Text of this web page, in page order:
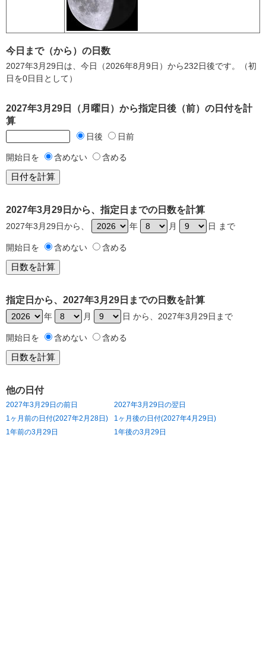
今日まで（から）の日数
2027年3月29日は、今日（2026年8月9日）から232日後です。（初
日を0日目として）
2027年3月29日（月曜日）から指定日後（前）の日付を計
算
日後 日前
開始日を 含めない 含める
2027年3月29日から、指定日までの日数を計算
2027年3月29日から、 年 月 日 まで
開始日を 含めない 含める
指定日から、2027年3月29日までの日数を計算
年 月 日 から、2027年3月29日まで
開始日を 含めない 含める
他の日付
2027年3月29日の前日
2027年3月29日の翌日
1ヶ月前の日付(2027年2月28日)
1ヶ月後の日付(2027年4月29日)
1年前の3月29日
1年後の3月29日